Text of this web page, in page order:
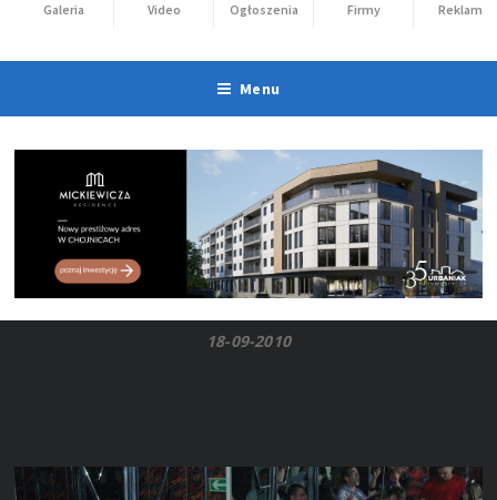
Galeria Video Ogłoszenia Firmy Reklama
Menu
18-09-2010